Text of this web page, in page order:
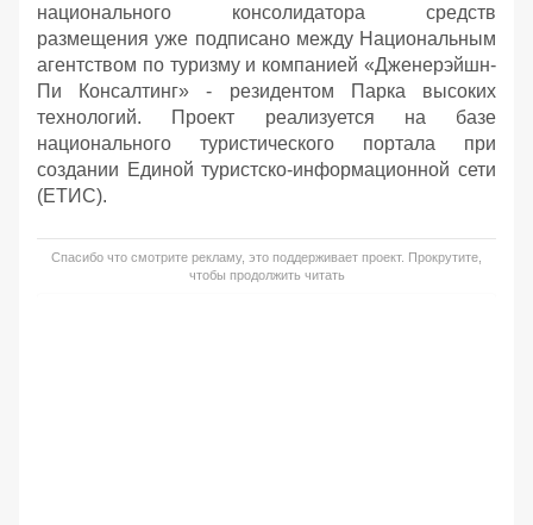
национального консолидатора средств
размещения уже подписано между Национальным
агентством по туризму и компанией «Дженерэйшн-
Пи Консалтинг» - резидентом Парка высоких
технологий. Проект реализуется на базе
национального туристического портала при
создании Единой туристско-информационной сети
(ЕТИС).
Спасибо что смотрите рекламу, это поддерживает проект. Прокрутите,
чтобы продолжить читать